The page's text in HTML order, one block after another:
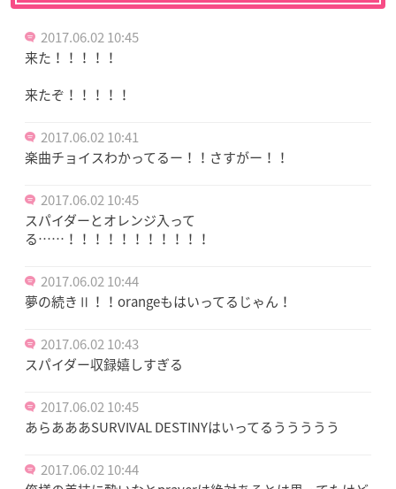
2017.06.02 10:45
来た！！！！！
来たぞ！！！！！
2017.06.02 10:41
楽曲チョイスわかってるー！！さすがー！！
2017.06.02 10:45
スパイダーとオレンジ入って
る……！！！！！！！！！！！
2017.06.02 10:44
夢の続きⅡ！！orangeもはいってるじゃん！
2017.06.02 10:43
スパイダー収録嬉しすぎる
2017.06.02 10:45
あらあああSURVIVAL DESTINYはいってるううううう
2017.06.02 10:44